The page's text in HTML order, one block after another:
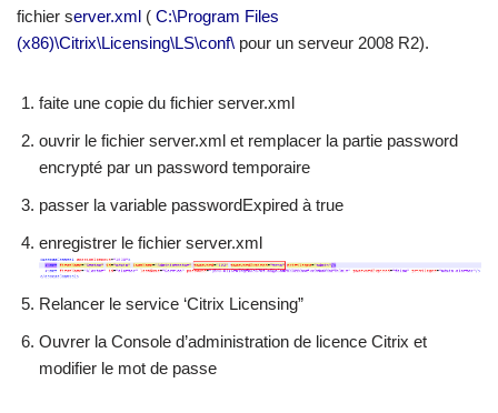
fichier server.xml ( C:\Program Files
(x86)\Citrix\Licensing\LS\conf\ pour un serveur 2008 R2).
faite une copie du fichier server.xml
ouvrir le fichier server.xml et remplacer la partie password
encrypté par un password temporaire
passer la variable passwordExpired à true
enregistrer le fichier server.xml
Relancer le service ‘Citrix Licensing”
Ouvrer la Console d’administration de licence Citrix et
modifier le mot de passe